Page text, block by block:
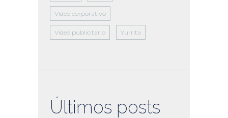
Vídeo corporativo
Vídeo publicitario Yurrita
Últimos posts